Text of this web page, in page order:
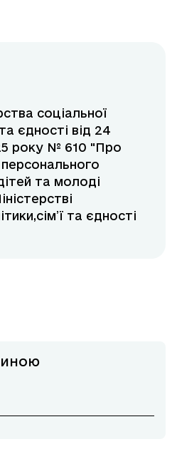
соціальної
єдності від 24
року № 610 "Про
та молоді
та єдності